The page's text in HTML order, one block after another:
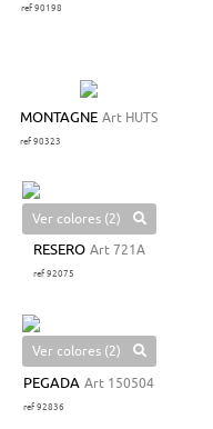
ref 90198
MONTAGNE Art HUTS
ref 90323
Ver colores (2)
RESERO Art 721A
ref 92075
Ver colores (2)
PEGADA Art 150504
ref 92836